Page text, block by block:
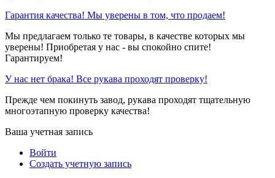
Гарантия качества! Мы уверены в том, что продаем!
Мы предлагаем только те товары, в качестве которых мы
уверены! Приобретая у нас - вы спокойно спите!
Гарантируем!
У нас нет брака! Все рукава проходят проверку!
Прежде чем покинуть завод, рукава проходят тщательную
многоэтапную проверку качества!
Ваша учетная запись
Войти
Создать учетную запись